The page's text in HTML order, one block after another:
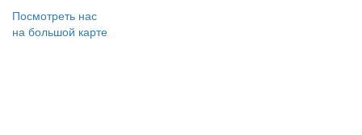
Посмотреть нас
на большой карте